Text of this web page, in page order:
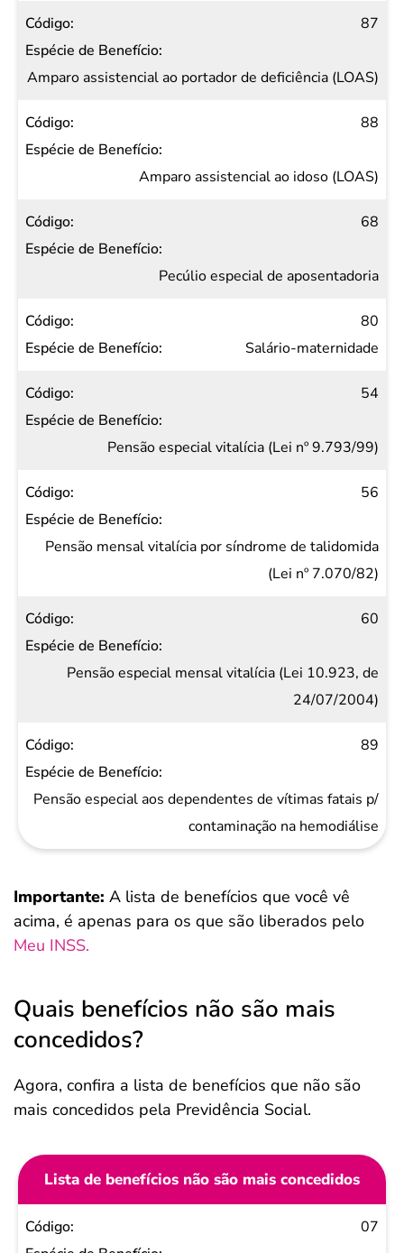
87
Amparo assistencial ao portador de deficiência (LOAS)
88
Amparo assistencial ao idoso (LOAS)
68
Pecúlio especial de aposentadoria
80
Salário-maternidade
54
Pensão especial vitalícia (Lei nº 9.793/99)
56
Pensão mensal vitalícia por síndrome de talidomida
(Lei nº 7.070/82)
60
Pensão especial mensal vitalícia (Lei 10.923, de
24/07/2004)
89
Pensão especial aos dependentes de vítimas fatais p/
contaminação na hemodiálise
Importante: A lista de benefícios que você vê
acima, é apenas para os que são liberados pelo
Meu INSS.
Quais benefícios não são mais
concedidos?
Agora, confira a lista de benefícios que não são
mais concedidos pela Previdência Social.
Lista de benefícios não são mais concedidos
Código
07